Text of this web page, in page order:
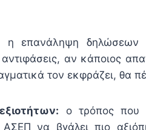
η επανάληψη δηλώσεων
αν κάποιος
τον εκφράζει, θα
ο τρόπος που
ΑΣΕΠ να βγάλει πιο